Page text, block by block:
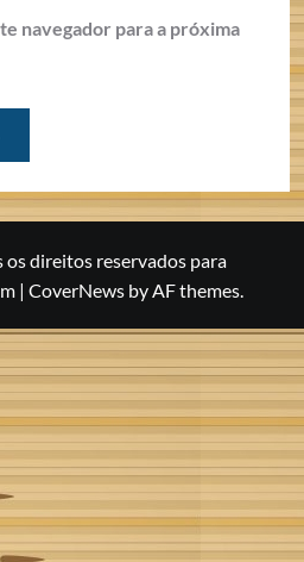
navegador para a próxima
direitos reservados para
| CoverNewsby AF themes.